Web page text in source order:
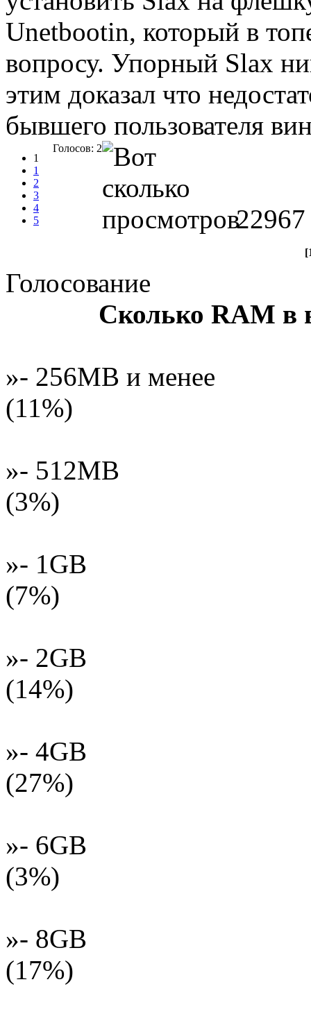
Unetbootin, который в
вопросу. Упорный Slax
этим доказал что
бывшего пользователя
1
1
2
3
4
5
Голосов: 2
22967
Голосование
Сколько RAM
»- 256MB и менее
(11%)
»- 512MB
(3%)
»- 1GB
(7%)
»- 2GB
(14%)
»- 4GB
(27%)
»- 6GB
(3%)
»- 8GB
(17%)